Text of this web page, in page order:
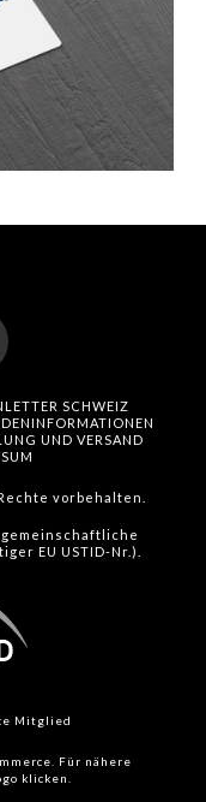
SCHWEIZ
UND VERSAND
vorbehalten.
EU USTID-Nr.).
Für nähere
klicken.